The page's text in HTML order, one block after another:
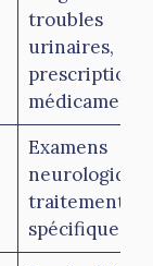
troubles
urinaires,
prescription
Examens
traitement
spécifique